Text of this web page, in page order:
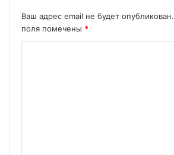
Ваш адрес email не будет опубликован.
поля помечены *